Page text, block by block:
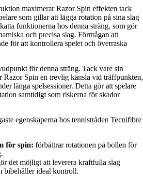
maximerar Razor Spin effekten tack
som gillar att lägga rotation på sina slag
funktionerna hos denna sträng, som gör
och precisa slag. Förmågan att
för att kontrollera spelet och överraska
för denna sträng. Tack vare sin
Razor Spin en trevlig känsla vid träffpunkten,
långa spelsessioner. Detta gör att spelare
samtidigt som riskerna för skador
egenskaperna hos tennistråden Tecnifibre
för spin: förbättrar rotationen på bollen för
det möjligt att leverera kraftfulla slag
bibehåller ideal kontroll.